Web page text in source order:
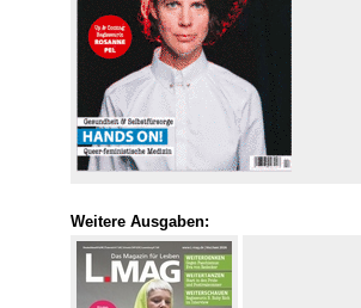
Weitere Ausgaben: